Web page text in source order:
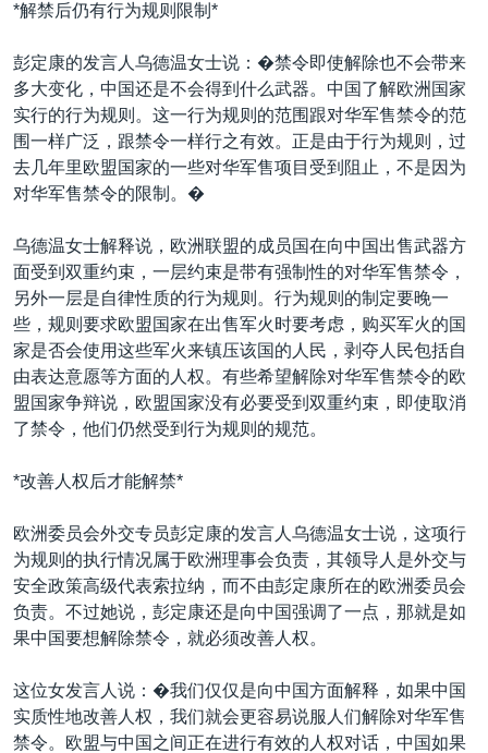
*解禁后仍有行为规则限制*
彭定康的发言人乌德温女士说：�禁令即使解除也不会带来
多大变化，中国还是不会得到什么武器。中国了解欧洲国家
实行的行为规则。这一行为规则的范围跟对华军售禁令的范
围一样广泛，跟禁令一样行之有效。正是由于行为规则，过
去几年里欧盟国家的一些对华军售项目受到阻止，不是因为
对华军售禁令的限制。�
乌德温女士解释说，欧洲联盟的成员国在向中国出售武器方
面受到双重约束，一层约束是带有强制性的对华军售禁令，
另外一层是自律性质的行为规则。行为规则的制定要晚一
些，规则要求欧盟国家在出售军火时要考虑，购买军火的国
家是否会使用这些军火来镇压该国的人民，剥夺人民包括自
由表达意愿等方面的人权。有些希望解除对华军售禁令的欧
盟国家争辩说，欧盟国家没有必要受到双重约束，即使取消
了禁令，他们仍然受到行为规则的规范。
*改善人权后才能解禁*
欧洲委员会外交专员彭定康的发言人乌德温女士说，这项行
为规则的执行情况属于欧洲理事会负责，其领导人是外交与
安全政策高级代表索拉纳，而不由彭定康所在的欧洲委员会
负责。不过她说，彭定康还是向中国强调了一点，那就是如
果中国要想解除禁令，就必须改善人权。
这位女发言人说：�我们仅仅是向中国方面解释，如果中国
实质性地改善人权，我们就会更容易说服人们解除对华军售
禁令。欧盟与中国之间正在进行有效的人权对话，中国如果